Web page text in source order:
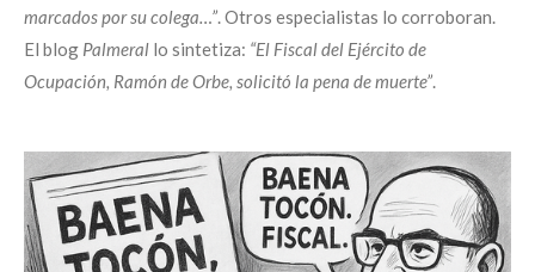
marcados por su colega…” . Otros especialistas lo corroboran.
El blog Palmeral lo sintetiza: “El Fiscal del Ejército de
Ocupación, Ramón de Orbe, solicitó la pena de muerte”